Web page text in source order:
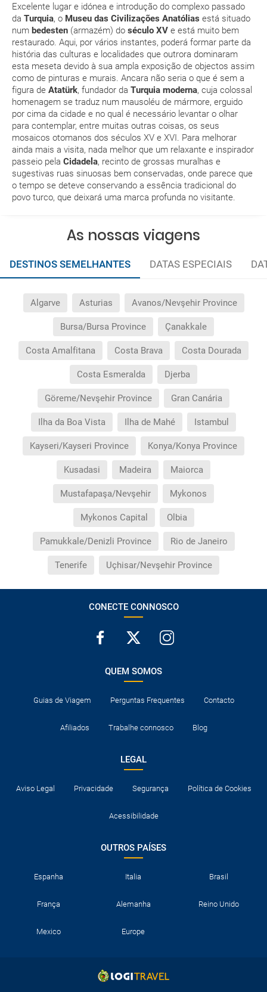
Excelente lugar e idónea e introdução do complexo passado
da Turquia, o Museu das Civilizações Anatólias está situado
num bedesten (armazém) do século XV e está muito bem
restaurado. Aqui, por vários instantes, poderá formar parte da
história das culturas e localidades que outrora dominaram
esta meseta devido à sua ampla exposição de objectos assim
como de pinturas e murais. Ancara não seria o que é sem a
figura de Atatürk, fundador da Turquia moderna, cuja colossal
homenagem se traduz num mausoléu de mármore, erguido
por cima da cidade e no qual é necessário levantar o olhar
para contemplar, entre muitas outras coisas, os seus
mosaicos otomanos dos séculos XV e XVI. Para melhorar
ainda mais a visita, nada melhor que um relaxante e inspirador
passeio pela Cidadela, recinto de grossas muralhas e
sugestivas ruas sinuosas bem conservadas, onde parece que
o tempo se deteve conservando a essência tradicional do
povo turco, que deixará uma marca profunda no visitante.
Ao efectuar a reserva um dos serviços ficou
pendente de confirmação. Como sei se se confirma
a viagem?
Como sei se há lugares disponíveis na viagem que
quero reservar?
Se tenho os transfers incluídos, onde me devo
dirigir?
A minha reserva inclui algum seguro de viagem?
Quais as condições gerais nas reservas das
Quais as taxas de entrada e saída do país se viajo
aeroporto para o hotel, ou vice-versa, não aparece?
Necessito visto para poder ir a...?
Por que me aparece o preço de uma criança igual
que o preço dum adulto?
Quantas vezes devo imprimir o voucher dos
As nossas viagens
DESTINOS SEMELHANTES DATAS ESPECIAIS
Algarve Asturias Avanos/Nevşehir Province
Bursa/Bursa Province Çanakkale
Costa Amalfitana Costa Brava Costa Dourada
Costa Esmeralda Djerba
Göreme/Nevşehir Province Gran Canária
Ilha da Boa Vista Ilha de Mahé Istambul
Kayseri/Kayseri Province Konya/Konya Province
Kusadasi Madeira Maiorca
Mustafapaşa/Nevşehir Mykonos
Mykonos Capital Olbia
Pamukkale/Denizli Province Rio de Janeiro
Tenerife Uçhisar/Nevşehir Province
CONECTE CONNOSCO
QUEM SOMOS
Guias de Viagem Perguntas Frequentes Contacto
Afiliados Trabalhe connosco Blog
LEGAL
Aviso Legal Privacidade Segurança Política de Cookies
Acessibilidade
OUTROS PAÍSES
Espanha Italia Brasil
França Alemanha Reino Unido
Mexico Europe